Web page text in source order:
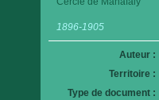
1896-1905
Auteur :
Territoire :
Type de document :